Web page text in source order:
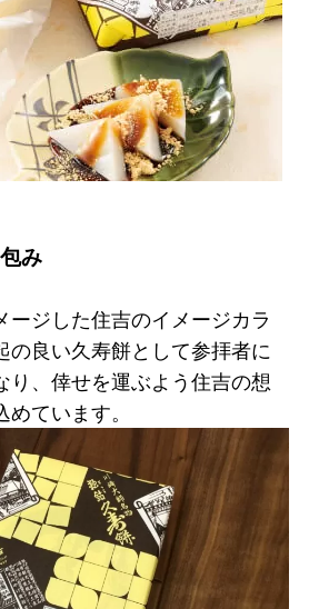
み
ージした住吉のイメージカラ
の良い久寿餅として参拝者に
り、倖せを運ぶよう住吉の想
ています。